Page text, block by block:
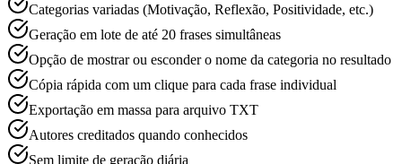
Categorias variadas (Motivação, Reflexão, Positividade, etc.)
Geração em lote de até 20 frases simultâneas
Opção de mostrar ou esconder o nome da categoria no resultado
Cópia rápida com um clique para cada frase individual
Exportação em massa para arquivo TXT
Autores creditados quando conhecidos
Sem limite de geração diária